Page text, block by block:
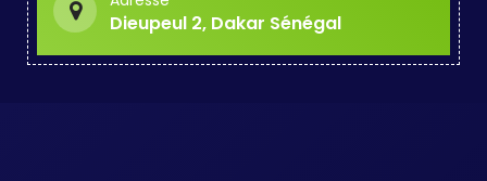
Dieupeul 2, Dakar Sénégal